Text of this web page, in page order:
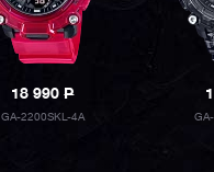
18 990P
GA-2200SKL-4A